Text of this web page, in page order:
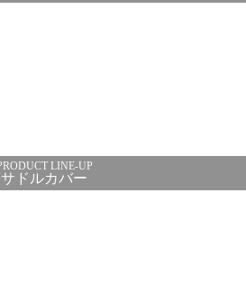
サドルカバー